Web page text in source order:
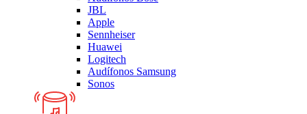
JBL
Apple
Sennheiser
Huawei
Logitech
Audífonos Samsung
Sonos